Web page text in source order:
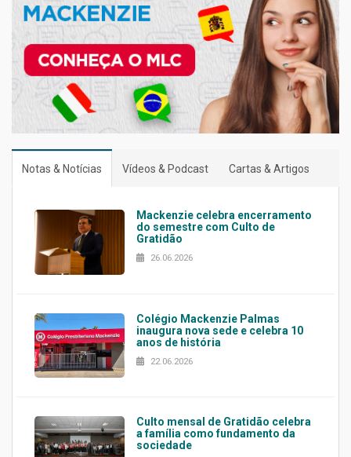
Notas & Notícias Vídeos & Podcast Cartas & Artigos
Mackenzie celebra encerramento
do semestre com Culto de
Gratidão
26.06.2026
Colégio Mackenzie Palmas
inaugura nova sede e celebra 10
anos de história
22.06.2026
Culto mensal de Gratidão celebra
a família como fundamento da
sociedade